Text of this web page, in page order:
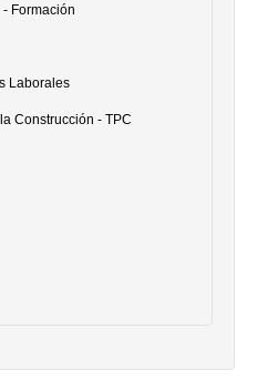
Formación
Laborales
Construcción - TPC